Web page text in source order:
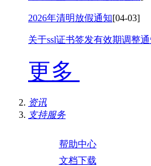
2026年清明放假通知[04-03]
关于ssl证书签发有效期调整
更多
资讯
支持服务
帮助中心
文档下载